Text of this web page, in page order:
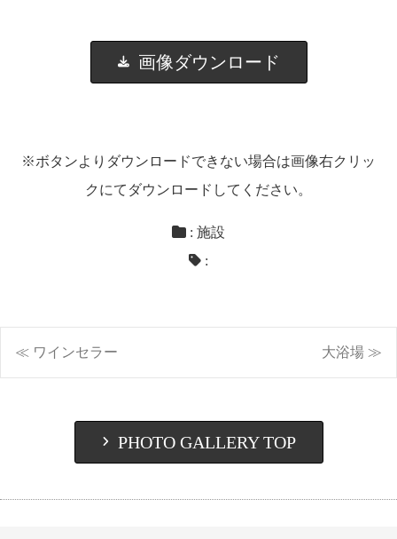
画像ダウンロード
※ボタンよりダウンロードできない場合は画像右クリッ
クにてダウンロードしてください。
: 施設
:
投
大浴場 ≫
≪ ワインセラー
PHOTO GALLERY TOP